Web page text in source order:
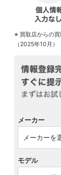
※ 買取店からの
（2025年10月）
メーカー
モデル